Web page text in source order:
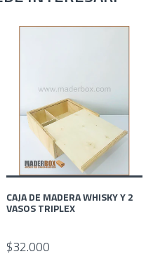
CAJA DE MADERA WHISKY Y 2
VASOS TRIPLEX
$32.000